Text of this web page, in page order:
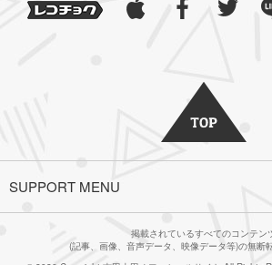
SUPPORT MENU
掲載されているすべてのコンテン
(記事、画像、音声データ、映像データ等)の無断